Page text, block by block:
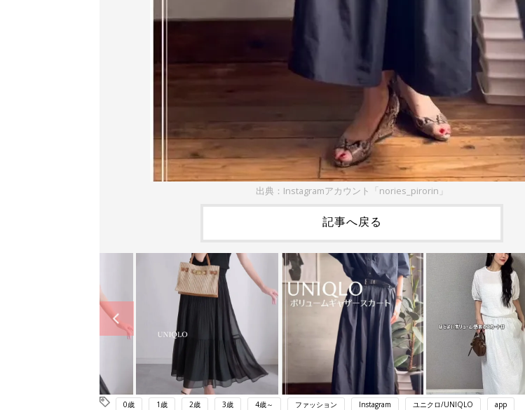
出典：Instagramアカウント「nories_pirorin」
記事へ戻る
0歳 1歳 2歳 3歳 4歳～ ファッション Instagram ユニクロ/UNIQLO app